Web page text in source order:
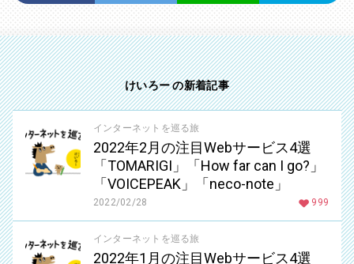
けいろー の新着記事
インターネットを巡る旅
2022年2月の注目Webサービス4選
「TOMARIGI」「How far can I go?」
「VOICEPEAK」「neco-note」
2022/02/28 999
インターネットを巡る旅
2022年1月の注目Webサービス4選